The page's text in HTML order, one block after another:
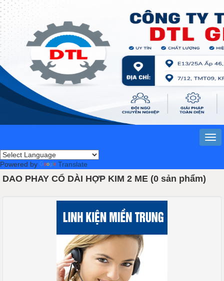
Powered by Translate
DAO PHAY CỔ DÀI HỢP KIM 2 ME (0 sản phẩm)